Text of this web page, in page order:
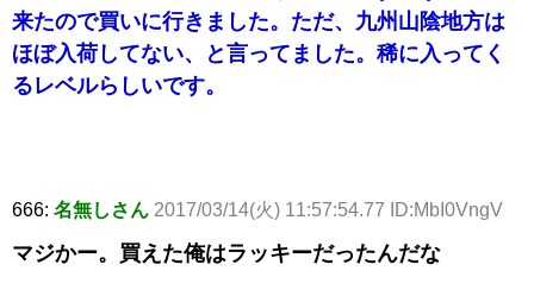
来たので買いに行きました。ただ、九州山陰地方は
ほぼ入荷してない、と言ってました。稀に入ってく
るレベルらしいです。
666: 名無しさん 2017/03/14(火) 11:57:54.77 ID:MbI0VngV
マジかー。買えた俺はラッキーだったんだな